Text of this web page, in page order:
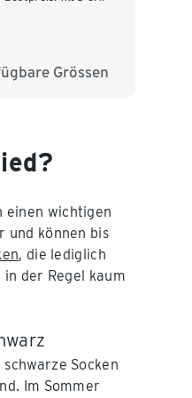
Grössen
39-42
einen wichtigen
und können bis
, die lediglich
der Regel kaum
Socken
Im Sommer